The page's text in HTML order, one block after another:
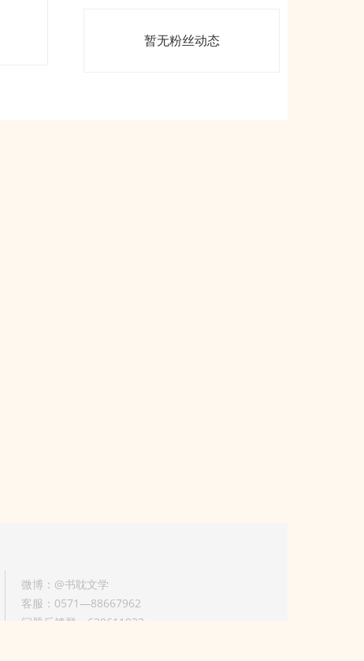
暂无粉丝动态
微博：@书耽文学
客服：0571—88667962
问题反馈群：630611933